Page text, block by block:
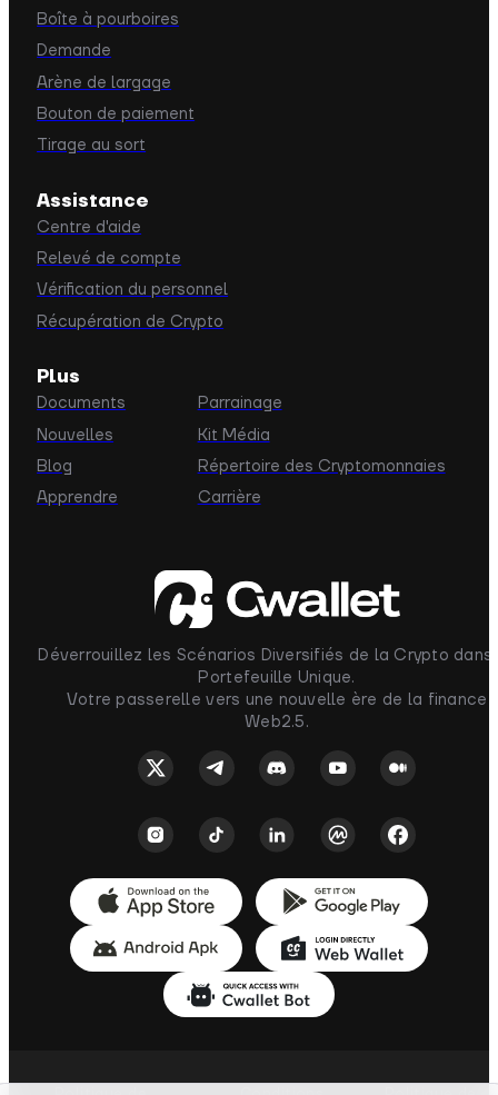
Déverrouillez les Scénarios Diversifiés de la Crypto dans
Portefeuille Unique.
Votre passerelle vers une nouvelle ère de la finance
Web2.5.
Boîte à pourboires
Demande
Arène de largage
Bouton de paiement
Tirage au sort
Assistance
Centre d'aide
Relevé de compte
Vérification du personnel
Récupération de Crypto
Plus
Documents
Nouvelles
Blog
Apprendre
Parrainage
Kit Média
Répertoire des Cryptomonnaies
Carrière